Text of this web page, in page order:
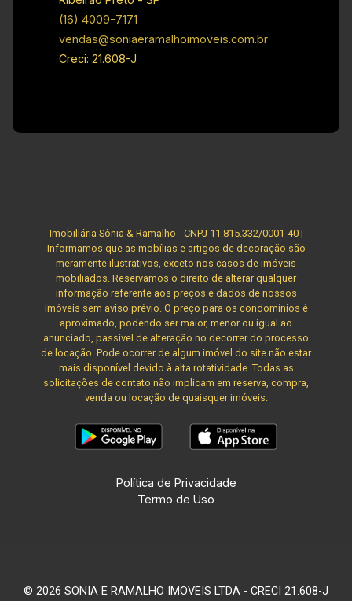
(16) 4009-7171
vendas@soniaeramalhoimoveis.com.br
Creci: 21.608-J
Imobiliária Sônia & Ramalho - CNPJ 11.815.332/0001-40 |
Informamos que as mobílias e artigos de decoração são
meramente ilustrativos, exceto nos casos de imóveis
mobiliados. Reservamos o direito de alterar qualquer
informação referente aos preços e dados de nossos
imóveis sem aviso prévio. O preço para os condomínios é
aproximado, podendo ser maior, menor ou igual ao
anunciado, passível de alteração no decorrer do processo
de locação. Pode ocorrer de algum imóvel do site não estar
mais disponível devido à alta rotatividade. Todas as
solicitações de contato não implicam em reserva, compra,
venda ou locação de quaisquer imóveis.
Política de Privacidade
Termo de Uso
© 2026 SONIA E RAMALHO IMOVEIS LTDA - CRECI 21.608-J